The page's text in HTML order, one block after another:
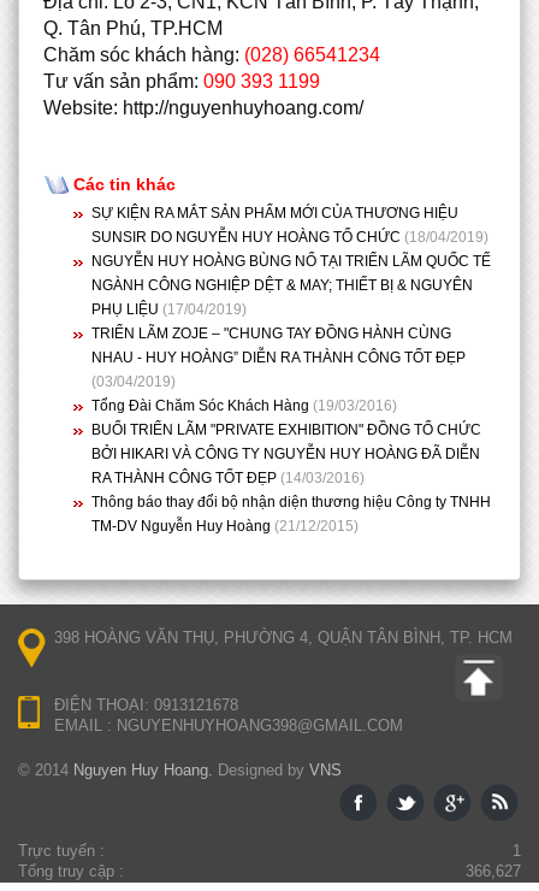
Q. Tân Phú, TP.HCM
Chăm sóc khách hàng: (028) 66541234
Tư vấn sản phẩm: 090 393 1199
Website: http://nguyenhuyhoang.com/
Các tin khác
SỰ KIỆN RA MẮT SẢN PHẨM MỚI CỦA THƯƠNG HIỆU
SUNSIR DO NGUYỄN HUY HOÀNG TỔ CHỨC (18/04/2019)
NGUYỄN HUY HOÀNG BÙNG NỔ TẠI TRIỂN LÃM QUỐC TẾ
NGÀNH CÔNG NGHIỆP DỆT & MAY; THIẾT BỊ & NGUYÊN
PHỤ LIỆU (17/04/2019)
TRIỂN LÃM ZOJE – "CHUNG TAY ĐỒNG HÀNH CÙNG
NHAU - HUY HOÀNG” DIỄN RA THÀNH CÔNG TỐT ĐẸP
(03/04/2019)
Tổng Đài Chăm Sóc Khách Hàng (19/03/2016)
BUỔI TRIỂN LÃM "PRIVATE EXHIBITION" ĐỒNG TỔ CHỨC
BỞI HIKARI VÀ CÔNG TY NGUYỄN HUY HOÀNG ĐÃ DIỄN
RA THÀNH CÔNG TỐT ĐẸP (14/03/2016)
Thông báo thay đổi bộ nhận diện thương hiệu Công ty TNHH
TM-DV Nguyễn Huy Hoàng (21/12/2015)
398 HOÀNG VĂN THỤ, PHƯỜNG 4, QUẬN TÂN BÌNH, TP. HCM
ĐIỆN THOẠI: 0913121678
EMAIL : NGUYENHUYHOANG398@GMAIL.COM
© 2014 Nguyen Huy Hoang. Designed by VNS
Trực tuyến :
1
Tổng truy cập :
366,627